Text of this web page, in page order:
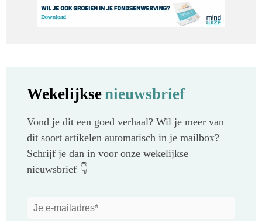
Wekelijksenieuwsbrief
Vond je dit een goed verhaal? Wil je meer van
dit soort artikelen automatisch in je mailbox?
Schrijf je dan in voor onze wekelijkse
nieuwsbrief 👇